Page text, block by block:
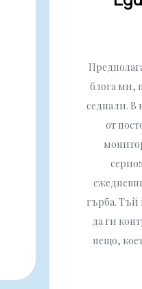
блога ми,
седнали. В
от
гърба. Тъй
да ги
нещо,